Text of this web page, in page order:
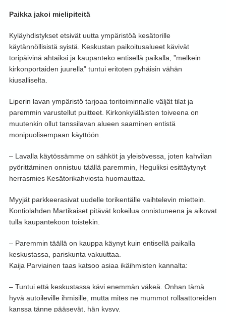
Paikka jakoi mielipiteitä
Kyläyhdistykset etsivät uutta ympäristöä kesätorille
käytännöllisistä syistä. Keskustan paikoitusalueet kävivät
toripäivinä ahtaiksi ja kaupanteko entisellä paikalla, ”melkein
kirkonportaiden juurella” tuntui eritoten pyhäisin vähän
kiusalliselta.
Liperin lavan ympäristö tarjoaa toritoiminnalle väljät tilat ja
paremmin varustellut puitteet. Kirkonkyläläisten toiveena on
muutenkin ollut tanssilavan alueen saaminen entistä
monipuolisempaan käyttöön.
– Lavalla käytössämme on sähköt ja yleisövessa, joten kahvilan
pyörittäminen onnistuu täällä paremmin, Heguliksi esittäytynyt
herrasmies Kesätorikahviosta huomauttaa.
Myyjät parkkeerasivat uudelle torikentälle vaihtelevin miettein.
Kontiolahden Martikaiset pitävät kokeilua onnistuneena ja aikovat
tulla kaupantekoon toistekin.
– Paremmin täällä on kauppa käynyt kuin entisellä paikalla
keskustassa, pariskunta vakuuttaa.
Kaija Parviainen taas katsoo asiaa ikäihmisten kannalta:
– Tuntui että keskustassa kävi enemmän väkeä. Onhan tämä
hyvä autoileville ihmisille, mutta mites ne mummot rollaattoreiden
kanssa tänne pääsevät, hän kysyy.